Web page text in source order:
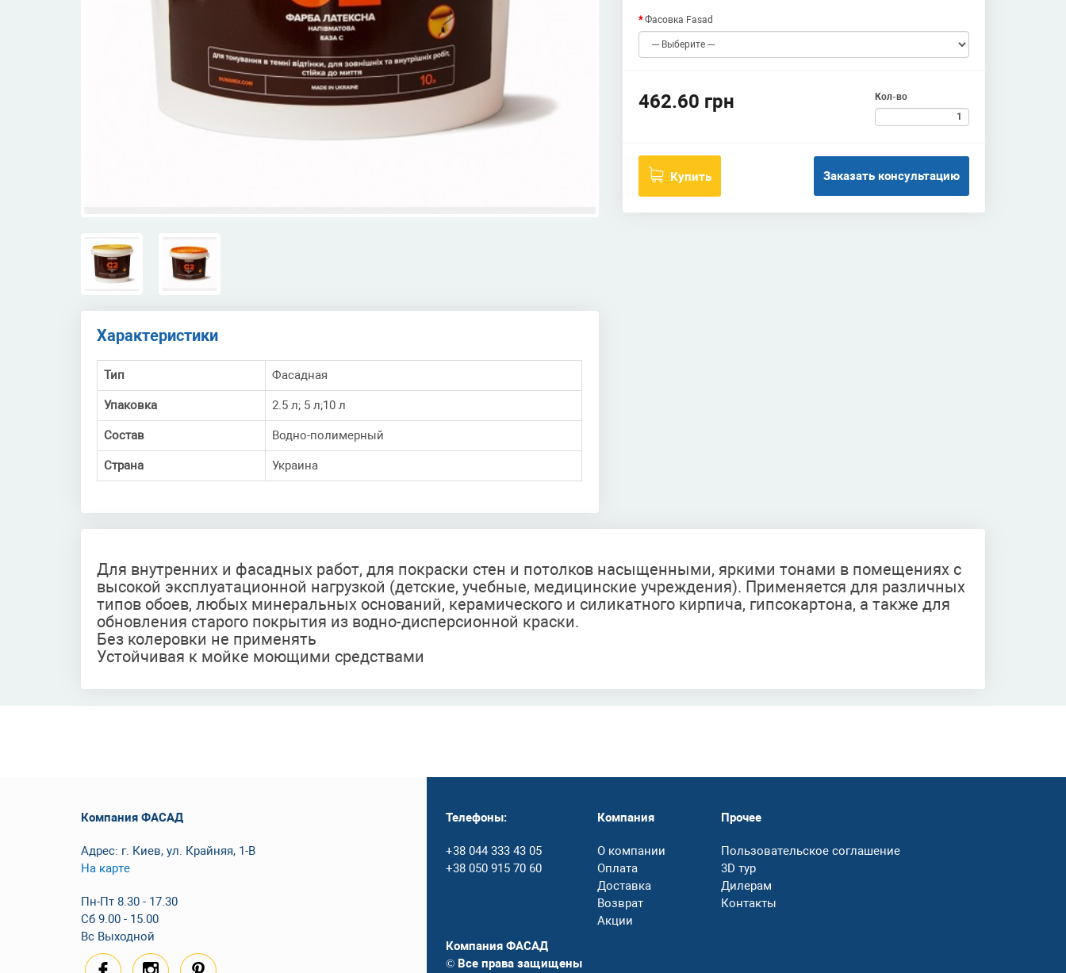
Характеристики
Тип Фасадная
Упаковка 2.5 л; 5 л;10 л
Состав Водно-полимерный
Страна Украина
Фасовка Fasad
462.60 грн Кол-во
Купить Заказать консультацию
Для внутренних и фасадных работ, для покраски стен и потолков насыщенными, яркими тонами в помещениях с
высокой эксплуатационной нагрузкой (детские, учебные, медицинские учреждения). Применяется для различных
типов обоев, любых минеральных оснований, керамического и силикатного кирпича, гипсокартона, а также для
обновления старого покрытия из водно-дисперсионной краски.
Без колеровки не применять
Устойчивая к мойке моющими средствами
Компания ФАСАД
Адрес: г. Киев, ул. Крайняя, 1-В
На карте
Пн-Пт 8.30 - 17.30
Сб 9.00 - 15.00
Вс Выходной
Телефоны:
+38 044 333 43 05
+38 050 915 70 60
Компания
О компании
Оплата
Доставка
Возврат
Акции
Прочее
Пользовательское соглашение
3D тур
Дилерам
Контакты
Компания ФАСАД
© Все права защищены